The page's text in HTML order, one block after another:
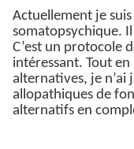
Actuellement je
somatopsychique. Il
C’est un protocole
intéressant. Tout
alternatives, je n’ai
allopathiques de
alternatifs en